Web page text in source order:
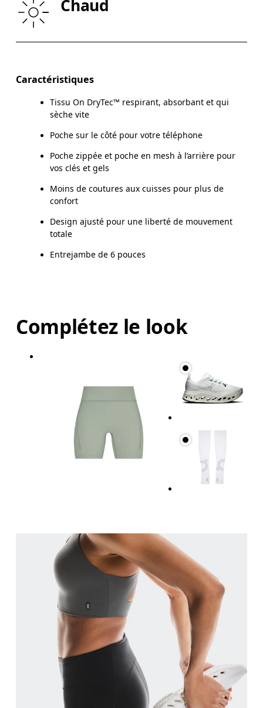
CUISSES
Mesurez votre tour de taille au dessus du
Mesurez votre tour de hanches sur la partie la
Cuisses
Tenez-vous debout, pieds écartés à la largeur
Entrejambe
jusqu’à la cheville.
Chaud
Caractéristiques
Tissu On DryTec™ respirant, absorbant et qui
sèche vite
Poche sur le côté pour votre téléphone
Poche zippée et poche en mesh à l’arrière pour
vos clés et gels
Moins de coutures aux cuisses pour plus de
confort
Design ajusté pour une liberté de mouvement
totale
Entrejambe de 6 pouces
Complétez le look